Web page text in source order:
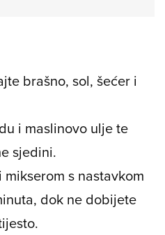
brašno, sol, šećer i
i maslinovo ulje te
sjedini.
s nastavkom
dok ne dobijete